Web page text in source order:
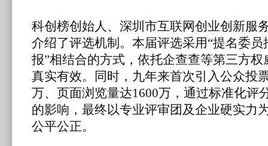
科创榜创始人、深圳市互联网创业创新服
介绍了评选机制。本届评选采用“提名委
报”相结合的方式，依托企查查等第三方
真实有效。同时，九年来首次引入公众投
万、页面浏览量达1600万，通过标准化评
的影响，最终以专业评审团及企业硬实力
公平公正。